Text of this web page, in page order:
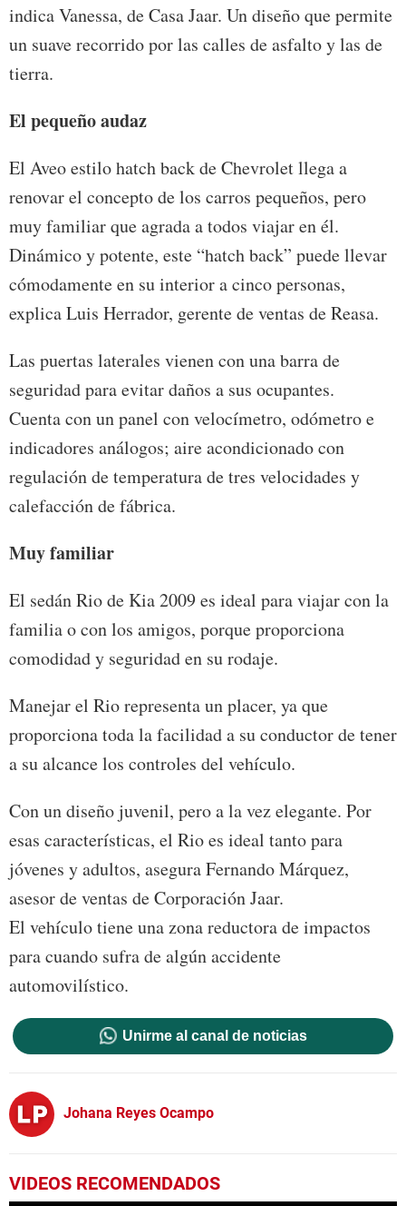
indica Vanessa, de Casa Jaar. Un diseño que permite
un suave recorrido por las calles de asfalto y las de
tierra.
El pequeño audaz
El Aveo estilo hatch back de Chevrolet llega a
renovar el concepto de los carros pequeños, pero
muy familiar que agrada a todos viajar en él.
Dinámico y potente, este “hatch back” puede llevar
cómodamente en su interior a cinco personas,
explica Luis Herrador, gerente de ventas de Reasa.
Las puertas laterales vienen con una barra de
seguridad para evitar daños a sus ocupantes.
Cuenta con un panel con velocímetro, odómetro e
indicadores análogos; aire acondicionado con
regulación de temperatura de tres velocidades y
calefacción de fábrica.
Muy familiar
El sedán Rio de Kia 2009 es ideal para viajar con la
familia o con los amigos, porque proporciona
comodidad y seguridad en su rodaje.
Manejar el Rio representa un placer, ya que
proporciona toda la facilidad a su conductor de tener
a su alcance los controles del vehículo.
Con un diseño juvenil, pero a la vez elegante. Por
esas características, el Rio es ideal tanto para
jóvenes y adultos, asegura Fernando Márquez,
asesor de ventas de Corporación Jaar.
El vehículo tiene una zona reductora de impactos
para cuando sufra de algún accidente
automovilístico.
Unirme al canal de noticias
Johana Reyes Ocampo
VIDEOS RECOMENDADOS